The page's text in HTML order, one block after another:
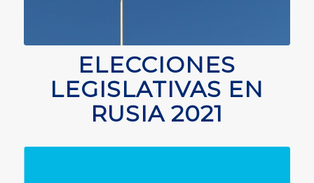
ELECCIONES
LEGISLATIVAS EN
RUSIA 2021